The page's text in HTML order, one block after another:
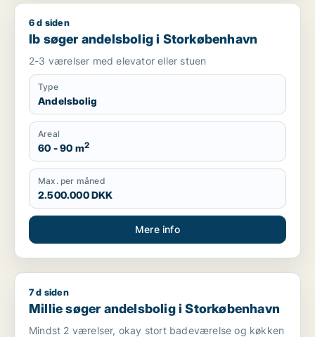
Ib søger andelsbolig i Storkøbenhavn
6 d siden
Ib søger andelsbolig i Storkøbenhavn
2-3 værelser med elevator eller stuen
Type
Andelsbolig
Areal
60 - 90 m2
Max. per måned
2.500.000 DKK
Mere info
Millie søger andelsbolig i Storkøbenhavn
7 d siden
Millie søger andelsbolig i Storkøbenhavn
Mindst 2 værelser, okay stort badeværelse og køkken